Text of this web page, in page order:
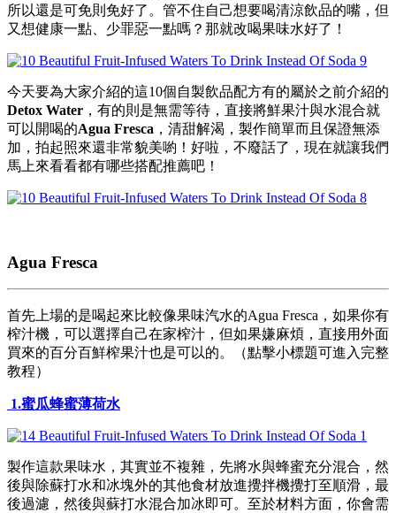
所以還是可免則免好了。管不住自己想要喝清涼飲品的嘴，但
又想健康一點、少罪惡一點嗎？那就改喝果味水好了！
今天要為大家介紹的這10個自製飲品配方有的屬於之前介紹的
Detox Water ，有的則是無需等待，直接將鮮果汁與水混合就
可以開喝的Agua Fresca ，清甜解渴，製作簡單而且保證無添
加，拍起照來還非常貌美喲！好啦，不廢話了，現在就讓我們
馬上來看看都有哪些搭配推薦吧！
Agua Fresca
首先上場的是喝起來比較像果味汽水的Agua Fresca，如果你有
榨汁機，可以選擇自己在家榨汁，但如果嫌麻煩，直接用外面
買來的百分百鮮榨果汁也是可以的。（點擊小標題可進入完整
教程）
1.蜜瓜蜂蜜薄荷水
製作這款果味水，其實並不複雜，先將水與蜂蜜充分混合，然
後與除蘇打水和冰塊外的其他食材放進攪拌機攪打至順滑，最
後過濾，然後與蘇打水混合加冰即可。至於材料方面，你會需